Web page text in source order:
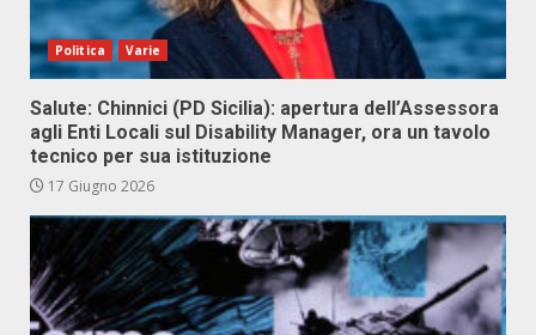
Politica Varie
Salute: Chinnici (PD Sicilia): apertura dell’Assessora
agli Enti Locali sul Disability Manager, ora un tavolo
tecnico per sua istituzione
17 Giugno 2026